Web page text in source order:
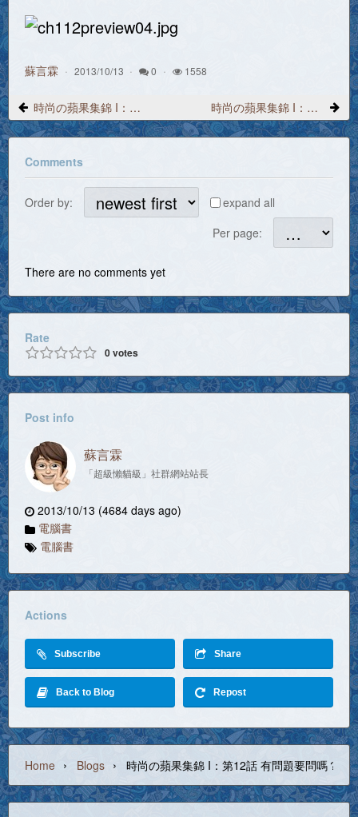
蘇言霖 2013/10/13 0 1558
時尚の蘋果集錦 I：第12話 有問題要問嗎？ 先把畫面抓下來吧！ - 1 時尚の蘋果集錦 I：第12話 有問題要問嗎？ 先把畫面抓下來吧！ - 3
Comments
Order by:
expand all
Per page:
There are no comments yet
Rate
0votes
Post info
蘇言霖
「超級懶貓級」社群網站站長
2013/10/13 (4684 days ago)
電腦書
電腦書
Actions
Subscribe Share
Back to Blog Repost
Home › Blogs › 時尚の蘋果集錦 I：第12話 有問題要問嗎？